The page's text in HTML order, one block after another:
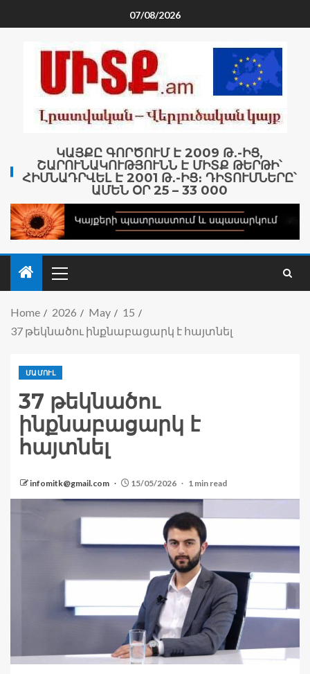
07/08/2026
ԿԱՅՔԸ ԳՈՐԾՈՒՄ Է 2009 Թ․-ԻՑ,
ՇԱՐՈՒՆԱԿՈՒԹՅՈՒՆՆ Է ՄԻՏՔ ԹԵՐԹԻ՝
ՀԻՄՆԱԴՐՎԵԼ Է 2001 Թ․-ԻՑ։ ԴԻՏՈՒՄՆԵՐԸ՝
ԱՄԵՆ ՕՐ 25 – 33 000
Home 2026 May
15
37 թեկնածու ինքնաբացարկ է հայտնել
ՄԱՄՈՒԼ
37 թեկնածու
ինքնաբացարկ է
հայտնել
infomitk@gmail.com 15/05/2026 1 min read